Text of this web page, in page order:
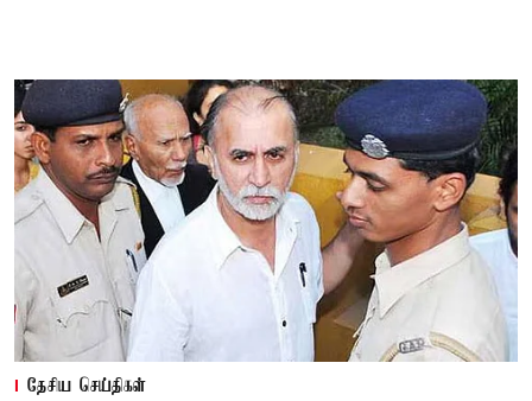
தேசிய செய்திகள்